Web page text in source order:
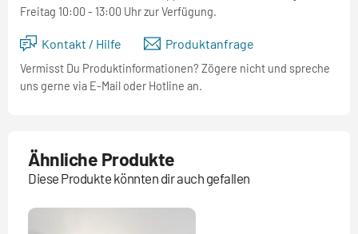
Freitag 10:00 - 13:00 Uhr zur Verfügung.
Kontakt / Hilfe Produktanfrage
Vermisst Du Produktinformationen? Zögere nicht und spreche
uns gerne via E-Mail oder Hotline an.
Ähnliche Produkte
Diese Produkte könnten dir auch gefallen